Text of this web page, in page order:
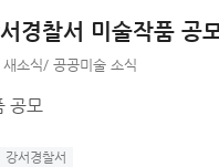
경찰서 미술작품 공
새소식/ 공공미술 소식
공모
강서경찰서